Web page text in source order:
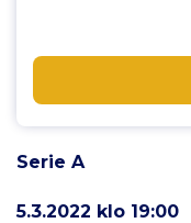
Serie A
5.3.2022 klo 19:00